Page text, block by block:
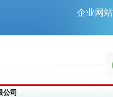
企业网站
公司